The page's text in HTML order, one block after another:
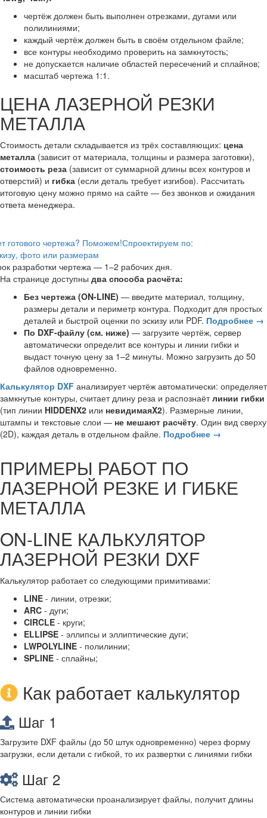
чертёж должен быть выполнен отрезками, дугами или
полилиниями;
каждый чертёж должен быть в своём отдельном файле;
все контуры необходимо проверить на замкнутость;
не допускается наличие областей пересечений и сплайнов;
масштаб чертежа 1:1.
ЦЕНА ЛАЗЕРНОЙ РЕЗКИ
МЕТАЛЛА
Стоимость детали складывается из трёх составляющих: цена
металла (зависит от материала, толщины и размера заготовки),
стоимость реза (зависит от суммарной длины всех контуров и
отверстий) и гибка (если деталь требует изгибов). Рассчитать
итоговую цену можно прямо на сайте — без звонков и ожидания
ответа менеджера.
готового чертежа? Поможем!Спроектируем по:
фото или размерам
разработки чертежа — 1–2 рабочих дня.
На странице доступны два способа расчёта:
Без чертежа (ON-LINE) — введите материал, толщину,
размеры детали и периметр контура. Подходит для простых
деталей и быстрой оценки по эскизу или PDF. Подробнее →
По DXF-файлу (см. ниже) — загрузите чертёж, сервер
автоматически определит все контуры и линии гибки и
выдаст точную цену за 1–2 минуты. Можно загрузить до 50
файлов одновременно.
Калькулятор DXF анализирует чертёж автоматически: определяет
замкнутые контуры, считает длину реза и распознаётлинии гибки
(тип линии HIDDENX2 или невидимаяX2). Размерные линии,
штампы и текстовые слои — не мешают расчёту. Один вид сверху
(2D), каждая деталь в отдельном файле. Подробнее →
ПРИМЕРЫ РАБОТ ПО
ЛАЗЕРНОЙ РЕЗКЕ И ГИБКЕ
МЕТАЛЛА
ON-LINE КАЛЬКУЛЯТОР
ЛАЗЕРНОЙ РЕЗКИ DXF
Калькулятор работает со следующими примитивами:
LINE - линии, отрезки;
ARC - дуги;
CIRCLE - круги;
ELLIPSE - эллипсы и эллиптические дуги;
LWPOLYLINE - полилинии;
SPLINE - сплайны;
Как работает калькулятор
Шаг 1
Загрузите DXF файлы (до 50 штук одновременно) через форму
загрузки, если детали с гибкой, то их развертки с линиями гибки
Шаг 2
Система автоматически проанализирует файлы, получит длины
контуров и линии гибки